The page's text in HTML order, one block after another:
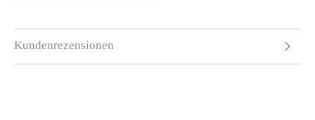
Kundenrezensionen